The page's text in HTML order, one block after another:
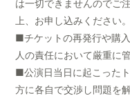
は一切できませんのでご
上、お申し込みください。
■チケットの再発行や購
人の責任において厳重に
■公演日当日に起こった
方に各自で交渉し問題を